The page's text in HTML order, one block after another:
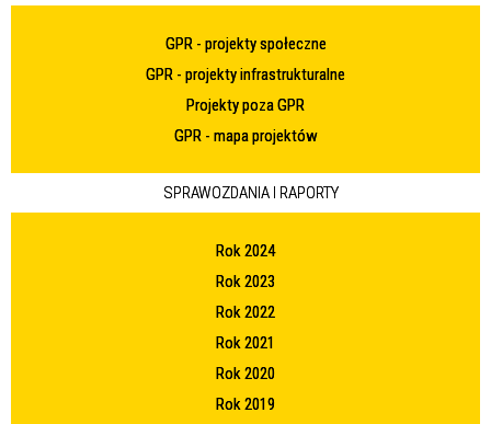
GPR - projekty społeczne
GPR - projekty infrastrukturalne
Projekty poza GPR
GPR - mapa projektów
SPRAWOZDANIA I RAPORTY
Rok 2024
Rok 2023
Rok 2022
Rok 2021
Rok 2020
Rok 2019